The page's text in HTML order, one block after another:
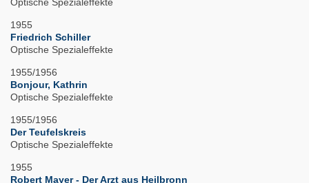
1955
Friedrich Schiller
Optische Spezialeffekte
1955/1956
Bonjour, Kathrin
Optische Spezialeffekte
1955/1956
Der Teufelskreis
Optische Spezialeffekte
1955
Robert Mayer - Der Arzt aus Heilbronn